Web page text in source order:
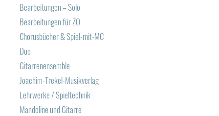
Bearbeitungen – Solo
Bearbeitungen für ZO
Chorusbücher & Spiel-mit-MC
Duo
Gitarrenensemble
Joachim-Trekel-Musikverlag
Lehrwerke / Spieltechnik
Mandoline und Gitarre